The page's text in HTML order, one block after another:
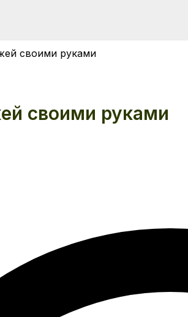
своими руками
своими руками